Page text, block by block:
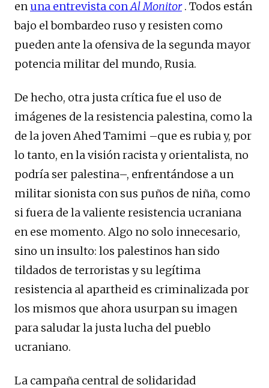
en una entrevista conAl Monitor. Todos están
bajo el bombardeo ruso y resisten como
pueden ante la ofensiva de la segunda mayor
potencia militar del mundo, Rusia.
De hecho, otra justa crítica fue el uso de
imágenes de la resistencia palestina, como la
de la joven Ahed Tamimi –que es rubia y, por
lo tanto, en la visión racista y orientalista, no
podría ser palestina–, enfrentándose a un
militar sionista con sus puños de niña, como
si fuera de la valiente resistencia ucraniana
en ese momento. Algo no solo innecesario,
sino un insulto: los palestinos han sido
tildados de terroristas y su legítima
resistencia al apartheid es criminalizada por
los mismos que ahora usurpan su imagen
para saludar la justa lucha del pueblo
ucraniano.
La campaña central de solidaridad